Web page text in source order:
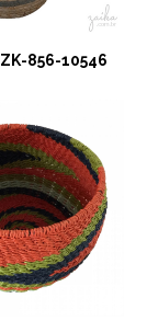
ZK-856-10546